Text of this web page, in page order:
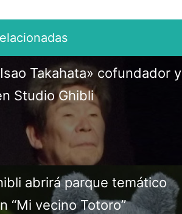
Takahata» cofundador y
Studio Ghibli
abrirá parque temático
“Mi vecino Totoro”